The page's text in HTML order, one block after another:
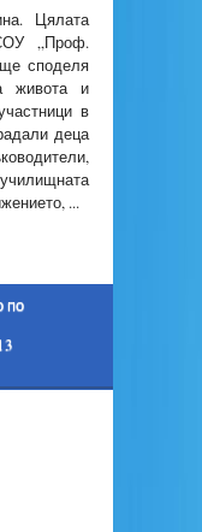
Цялата
„Проф.
споделя
живота и
в
деца
...
по